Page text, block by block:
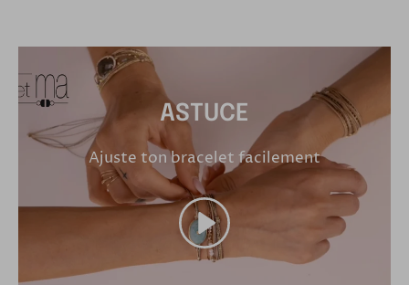
ASTUCE
Ajuste ton bracelet facilement